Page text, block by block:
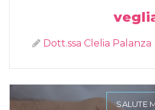
Dott.ssa Clelia Palanza
SALUTE